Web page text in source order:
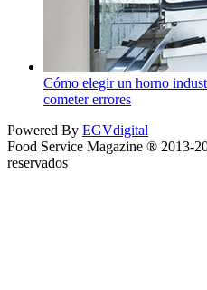
Cómo elegir un horno
cometer errores
Powered By EGVdigital
Food Service Magazine ® 2013-
reservados